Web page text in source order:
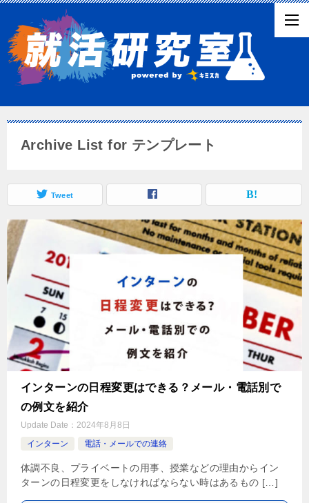
Archive List for テンプレート
Tweet
インターンの日程変更はできる？メール・電話別で
の例文を紹介
Update Date： 2024年8月8日
インターン
電話・メールでの連絡
体調不良、プライベートの用事、授業などの理由からイン
ターンの日程変更をしなければならない時はあるもの […]